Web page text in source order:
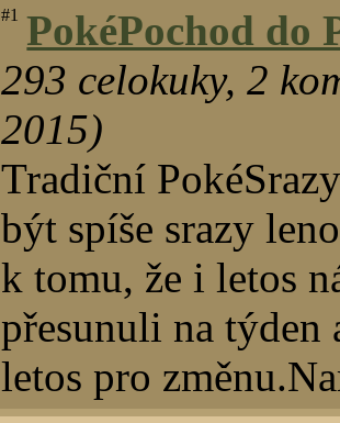
#1
PokéPochod do
293 celokuky,2
2015)
Tradiční
být spíše srazy
k tomu, že i letos
přesunuli na týden
letos pro